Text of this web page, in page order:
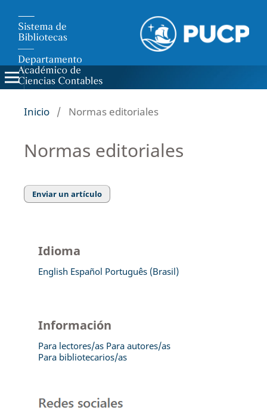
Inicio / Normas editoriales
Normas editoriales
Enviar un artículo
Idioma
English Español Português (Brasil)
Información
Para lectores/as Para autores/as
Para bibliotecarios/as